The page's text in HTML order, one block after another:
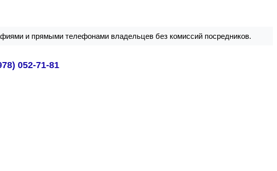
и прямыми телефонами владельцев без комиссий посредников.
052-71-81